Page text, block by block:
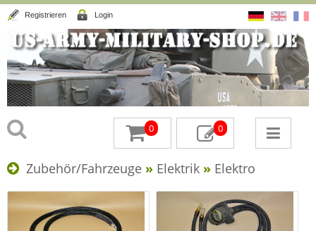
Registrieren Login
0 0
Zubehör/Fahrzeuge » Elektrik » Elektro